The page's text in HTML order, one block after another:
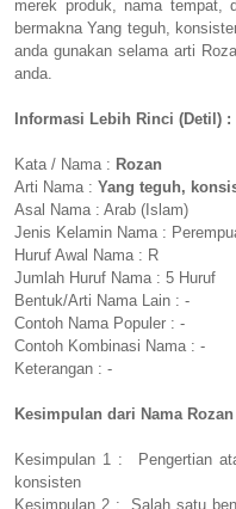
merek produk, nama
bermakna Yang teguh,
anda gunakan selama arti
anda.
Informasi Lebih Rinci (Detil) :
Kata / Nama : Rozan
Arti Nama : Yang teguh,
Asal Nama : Arab (Islam)
Jenis Kelamin Nama :
Huruf Awal Nama : R
Jumlah Huruf Nama : 5 Huruf
Bentuk/Arti Nama Lain : -
Contoh Nama Populer : -
Contoh Kombinasi Nama : -
Keterangan : -
Kesimpulan dari Nama Rozan
Kesimpulan 1 : Pengertian
konsisten
Kesimpulan 2 : Salah satu